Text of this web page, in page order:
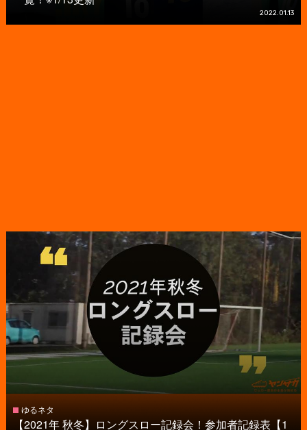
2022.01.13
ゆるネタ
【2021年 秋冬】ロングスロー記録会！参加者記録表【1